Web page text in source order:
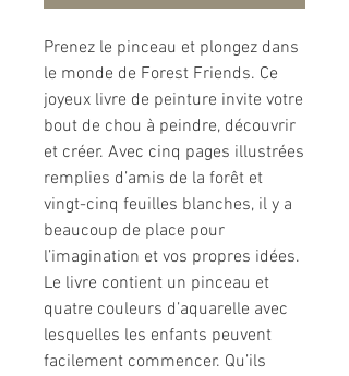
Prenez le pinceau et plongez dans
le monde de Forest Friends. Ce
joyeux livre de peinture invite votre
bout de chou à peindre, découvrir
et créer. Avec cinq pages illustrées
remplies d’amis de la forêt et
vingt-cinq feuilles blanches, il y a
beaucoup de place pour
l’imagination et vos propres idées.
Le livre contient un pinceau et
quatre couleurs d’aquarelle avec
lesquelles les enfants peuvent
facilement commencer. Qu’ils